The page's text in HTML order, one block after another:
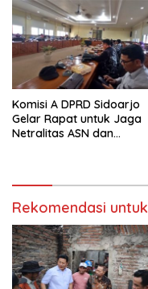
TK, PAUD, SD, SMP/MTS
KELUAR KOTA
Komisi A DPRD Sidoarjo
Gelar Rapat untuk Jaga
Netralitas ASN dan
Rekomendasi